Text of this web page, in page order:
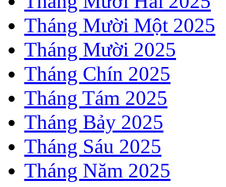
Tháng Mười Một 2025
Tháng Mười 2025
Tháng Chín 2025
Tháng Tám 2025
Tháng Bảy 2025
Tháng Sáu 2025
Tháng Năm 2025